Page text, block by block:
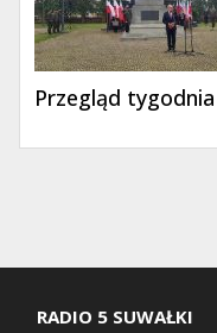
Przegląd
RADIO 5 SUWAŁKI